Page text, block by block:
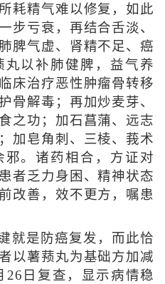
耗精气难以修复，如此
步亏衰，再结合舌淡、
脾气虚、肾精不足、癌
以补肺健脾，益气养
床治疗恶性肿瘤骨转移
骨解毒；再加炒麦芽、
之功；加石菖蒲、远志
加皂角刺、三棱、莪术
。诸药相合，方证对
者乏力身困、精神状态
改善，效不更方，嘱患
就是防癌复发，而此恰
以薯蓣丸为基础方加减
26日复查，显示病情稳